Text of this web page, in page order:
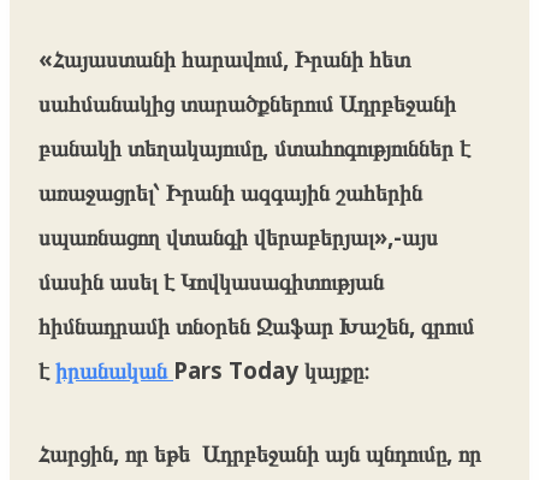
«Հայաստանի հարավում, Իրանի հետ
սահմանակից տարածքներում Ադրբեջանի
բանակի տեղակայումը, մտահոգություններ է
առաջացրել՝ Իրանի ազգային շահերին
սպառնացող վտանգի վերաբերյալ»,-այս
մասին ասել է Կովկասագիտության
հիմնադրամի տնօրեն Ջաֆար Խաշեն, գրում
էիրանական Pars Today կայքը։
Հարցին, որ եթե Ադրբեջանի այն պնդումը, որ